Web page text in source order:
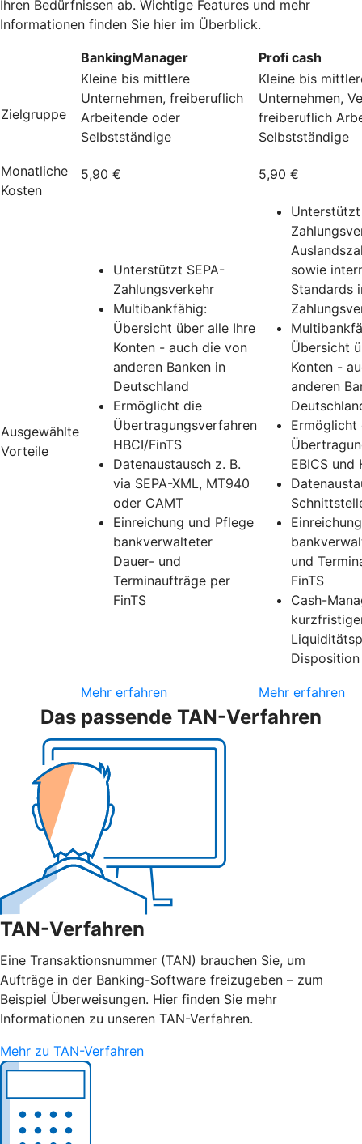
Ihren Bedürfnissen ab. Wichtige Features und mehr
Informationen finden Sie hier im Überblick.
BankingManager Profi cash
Zielgruppe
Kleine bis mittlere
Unternehmen, freiberuflich
Arbeitende oder
Selbstständige
Kleine bis
Unternehmen,
freiberuflich
Selbstständige
Monatliche
Kosten
5,90 € 5,90 €
Ausgewählte
Vorteile
Unterstützt SEPA-
Zahlungsverkehr
Multibankfähig:
Übersicht über alle Ihre
Konten - auch die von
anderen Banken in
Deutschland
Ermöglicht die
Übertragungsverfahren
HBCI/FinTS
Datenaustausch z. B.
via SEPA-XML, MT940
oder CAMT
Einreichung und Pflege
bankverwalteter
Dauer- und
Terminaufträge per
FinTS
Unterstützt
sowie
Standards
Übersicht
Konten -
anderen
Ermöglicht
EBICS und
und
FinTS
Cash-
Disposition
Mehr erfahren Mehr erfahren
Das passende TAN-Verfahren
TAN-Verfahren
Eine Transaktionsnummer (TAN) brauchen Sie, um
Aufträge in der Banking-Software freizugeben – zum
Beispiel Überweisungen. Hier finden Sie mehr
Informationen zu unseren TAN-Verfahren.
Mehr zu TAN-Verfahren